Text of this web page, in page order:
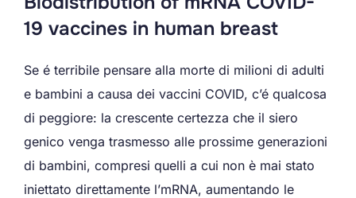
19 vaccines in human breast
Se é terribile pensare alla morte di milioni di adulti
e bambini a causa dei vaccini COVID, c’é qualcosa
di peggiore: la crescente certezza che il siero
genico venga trasmesso alle prossime generazioni
di bambini, compresi quelli a cui non è mai stato
iniettato direttamente l’mRNA, aumentando le